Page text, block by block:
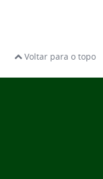
Voltar para o topo